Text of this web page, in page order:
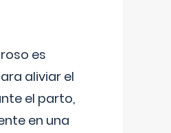
es
aliviar el
el parto,
en una